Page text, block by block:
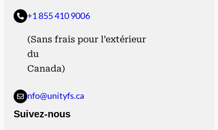
+1 855 410 9006
(Sans frais pour l’extérieur
du
Canada)
info@unityfs.ca
Suivez-nous